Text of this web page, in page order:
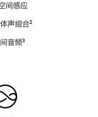
间感应
声组合脚
²
音频脚
³